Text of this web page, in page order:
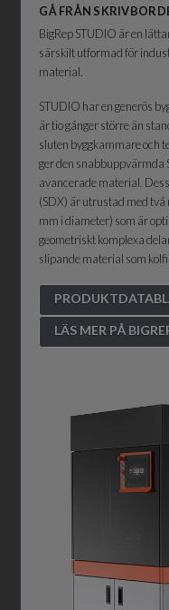
GÅ FRÅN
BigRep STUDIO är en
särskilt utformad för
material.
STUDIO har en generös
är tio gånger större än
sluten byggkammare och
ger den
avancerade material.
(SDX) är utrustad med
mm i diameter) som är
geometriskt komplexa
slipande material som
LÄS MER PÅ